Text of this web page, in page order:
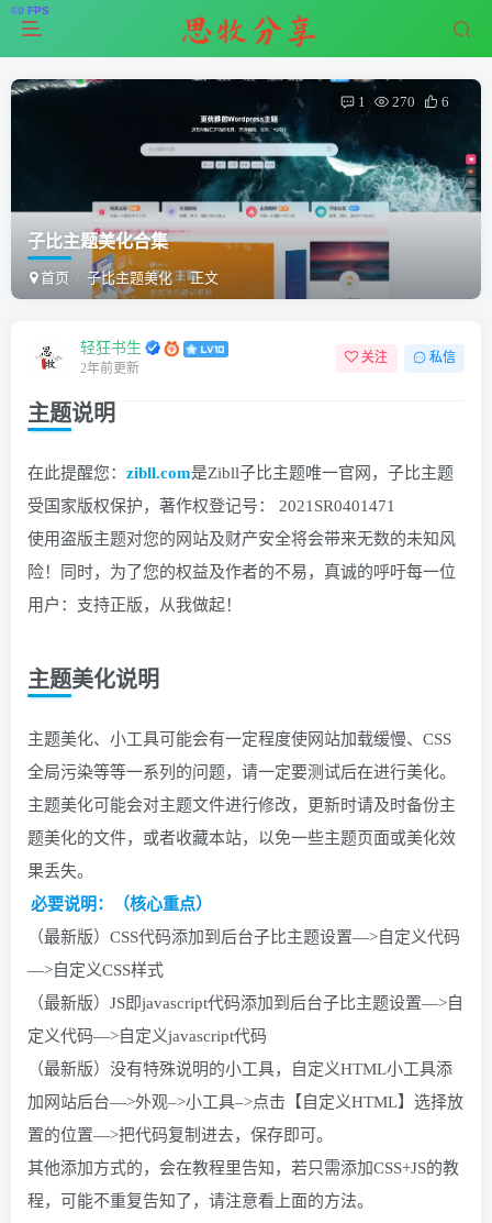
子比主题美化合集
首页 子比主题美化 正文
1 270 6
轻狂书生
2年前更新
关注 私信
主题说明
在此提醒您： zibll.com是Zibll子比主题唯一官网，子比主题
受国家版权保护，著作权登记号： 2021SR0401471
使用盗版主题对您的网站及财产安全将会带来无数的未知风
险！同时，为了您的权益及作者的不易，真诚的呼吁每一位
用户：支持正版，从我做起！
主题美化说明
主题美化、小工具可能会有一定程度使网站加载缓慢、CSS
全局污染等等一系列的问题，请一定要测试后在进行美化。
主题美化可能会对主题文件进行修改，更新时请及时备份主
题美化的文件，或者收藏本站，以免一些主题页面或美化效
果丢失。
必要说明：（核心重点）
（最新版）CSS代码添加到后台子比主题设置—>自定义代码
—>自定义CSS样式
（最新版）JS即javascript代码添加到后台子比主题设置—>自
定义代码—>自定义javascript代码
（最新版）没有特殊说明的小工具，自定义HTML小工具添
加网站后台—>外观–>小工具–>点击【自定义HTML】选择放
置的位置—>把代码复制进去，保存即可。
其他添加方式的，会在教程里告知，若只需添加CSS+JS的教
程，可能不重复告知了，请注意看上面的方法。